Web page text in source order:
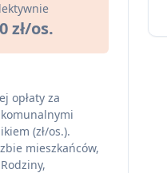
zł/os.
opłaty za
(zł/os.).
mieszkańców,